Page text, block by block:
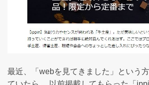
最近、「webを見てきました」という